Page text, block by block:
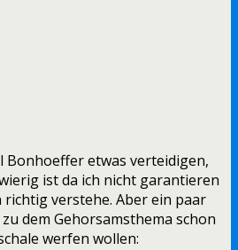
Bonhoeffer etwas verteidigen,
ist da ich nicht garantieren
richtig verstehe. Aber ein paar
dem Gehorsamsthema schon
werfen wollen: